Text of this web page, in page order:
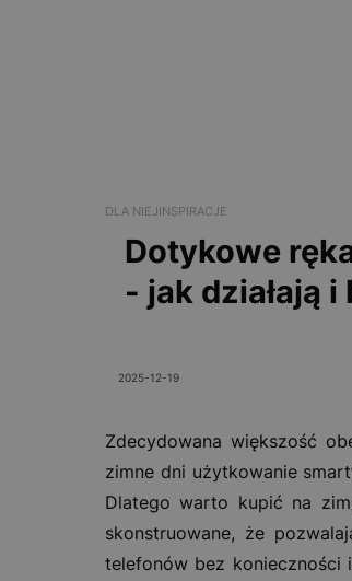
DLA NIEJINSPIRACJE
Dotykowe
- jak działają
2025-12-19
Zdecydowana większość
zimne dni użytkowanie
Dlatego warto kupić na
skonstruowane, że
telefonów bez konieczności